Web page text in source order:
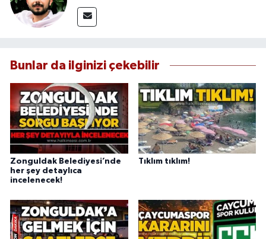
Bunlar da ilginizi çekebilir
Zonguldak Belediyesi’nde
her şey detaylıca
incelenecek!
Tıklım tıklım!